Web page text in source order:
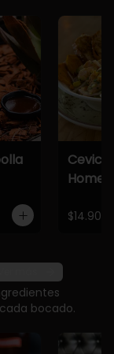
Home
$14.900
bocado.